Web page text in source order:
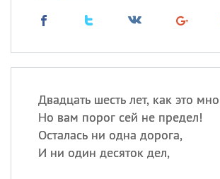
Двадцать шесть лет, как это
Но вам порог сей не предел!
Осталась ни одна дорога,
И ни один десяток дел,